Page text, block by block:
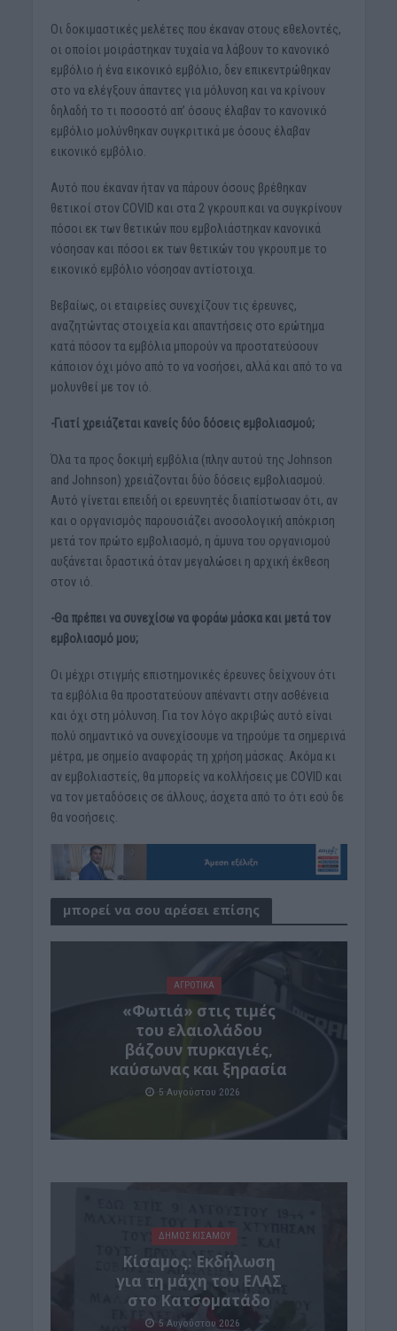
Οι δοκιμαστικές μελέτες που έκαναν στους εθελοντές,
οι οποίοι μοιράστηκαν τυχαία να λάβουν το κανονικό
εμβόλιο ή ένα εικονικό εμβόλιο, δεν επικεντρώθηκαν
στο να ελέγξουν άπαντες για μόλυνση και να κρίνουν
δηλαδή το τι ποσοστό απ’ όσους έλαβαν το κανονικό
εμβόλιο μολύνθηκαν συγκριτικά με όσους έλαβαν
εικονικό εμβόλιο.
Αυτό που έκαναν ήταν να πάρουν όσους βρέθηκαν
θετικοί στον COVID και στα 2 γκρουπ και να συγκρίνουν
πόσοι εκ των θετικών που εμβολιάστηκαν κανονικά
νόσησαν και πόσοι εκ των θετικών του γκρουπ με το
εικονικό εμβόλιο νόσησαν αντίστοιχα.
Βεβαίως, οι εταιρείες συνεχίζουν τις έρευνες,
αναζητώντας στοιχεία και απαντήσεις στο ερώτημα
κατά πόσον τα εμβόλια μπορούν να προστατεύσουν
κάποιον όχι μόνο από το να νοσήσει, αλλά και από το να
μολυνθεί με τον ιό.
-Γιατί χρειάζεται κανείς δύο δόσεις εμβολιασμού;
Όλα τα προς δοκιμή εμβόλια (πλην αυτού της Johnson
and Johnson) χρειάζονται δύο δόσεις εμβολιασμού.
Αυτό γίνεται επειδή οι ερευνητές διαπίστωσαν ότι, αν
και ο οργανισμός παρουσιάζει ανοσολογική απόκριση
μετά τον πρώτο εμβολιασμό, η άμυνα του οργανισμού
αυξάνεται δραστικά όταν μεγαλώσει η αρχική έκθεση
στον ιό.
-Θα πρέπει να συνεχίσω να φοράω μάσκα και μετά τον
εμβολιασμό μου;
Οι μέχρι στιγμής επιστημονικές έρευνες δείχνουν ότι
τα εμβόλια θα προστατεύουν απέναντι στην ασθένεια
και όχι στη μόλυνση. Για τον λόγο ακριβώς αυτό είναι
πολύ σημαντικό να συνεχίσουμε να τηρούμε τα σημερινά
μέτρα, με σημείο αναφοράς τη χρήση μάσκας. Ακόμα κι
αν εμβολιαστείς, θα μπορείς να κολλήσεις με COVID και
να τον μεταδόσεις σε άλλους, άσχετα από το ότι εσύ δε
θα νοσήσεις.
μπορεί να σου αρέσει επίσης
ΑΓΡΟΤΙΚΑ
«Φωτιά» στις τιμές
του ελαιολάδου
βάζουν πυρκαγιές,
καύσωνας και ξηρασία
5 Αυγούστου 2026
ΔΉΜΟΣ ΚΙΣΆΜΟΥ
Κίσαμος: Εκδήλωση
για τη μάχη του ΕΛΑΣ
στο Κατσοματάδο
5 Αυγούστου 2026